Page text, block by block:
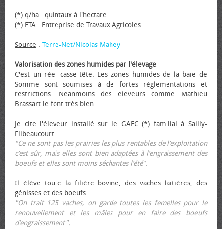
(*) q/ha : quintaux à l'hectare
(*) ETA : Entreprise de Travaux Agricoles
Source : Terre-Net/Nicolas Mahey
Valorisation des zones humides par l'élevage
C'est un réel casse-tête. Les zones humides de la baie de
Somme sont soumises à de fortes réglementations et
restrictions. Néanmoins des éleveurs comme Mathieu
Brassart le font très bien.
Je cite l'éleveur installé sur le GAEC (*) familial à Sailly-
Flibeaucourt:
"Ce ne sont pas les prairies les plus rentables de l’exploitation
c’est sûr, mais elles sont bien adaptées à l’engraissement des
bœufs et elles sont moins séchantes l’été".
Il élève toute la filière bovine, des vaches laitières, des
génisses et des bœufs.
"On trait 125 vaches, on garde toutes les femelles pour le
renouvellement et les mâles pour en faire des bœufs
d’engraissement".